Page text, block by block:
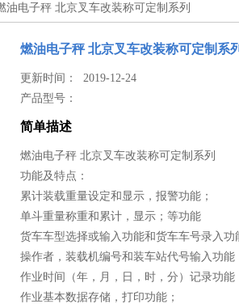
油电子秤 北京叉车改装称可定制系列
燃油电子秤 北京叉车改装称可定制系
更新时间： 2019-12-24
产品型号：
简单描述
燃油电子秤 北京叉车改装称可定制系列
功能及特点：
累计装载重量设定和显示，报警功能；
单斗重量称重和累计，显示；等功能
货车车型选择或输入功能和货车车号录入功
操作者，装载机编号和装车站代号输入功能
作业时间（年，月，日，时，分）记录功能
作业基本数据存储，打印功能；